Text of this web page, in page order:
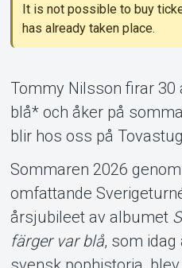
It is not possible to buy
has already taken place.
Tommy Nilsson firar 30
blå* och åker på
blir hos oss på
Sommaren 2026
omfattande
årsjubileet av albumet
färger var blå, som